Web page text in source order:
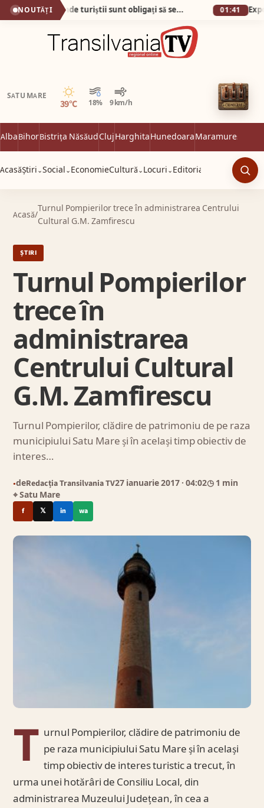
NOUTĂȚI Plaja din Tunisia unde turiștii sunt obligați să se descalțe! Nisipul e atât de fin încât pare cernut prin sită! 01:41
SATU MARE
39°C 18% 9 km/h
Senin
AlbaBihorBistrița NăsăudClujHarghitaHunedoaraMaramureș
AcasăȘtiri ⌄Social ⌄ EconomieCultură ⌄ Locuri ⌄ Editorial
Acasă/
Turnul Pompierilor trece în administrarea Centrului
Cultural G.M. Zamfirescu
ȘTIRI
Turnul Pompierilor
trece în
administrarea
Centrului Cultural
G.M. Zamfirescu
Turnul Pompierilor, clădire de patrimoniu de pe raza
municipiului Satu Mare și în același timp obiectiv de
interes…
●deRedacția Transilvania TV27 ianuarie 2017 · 04:02◷ 1 min
⌖ Satu Mare
f 𝕏 in wa
T urnul Pompierilor, clădire de patrimoniu de
pe raza municipiului Satu Mare și în același
timp obiectiv de interes turistic a trecut, în
urma unei hotărâri de Consiliu Local, din
administrarea Muzeului Județean, în cea a